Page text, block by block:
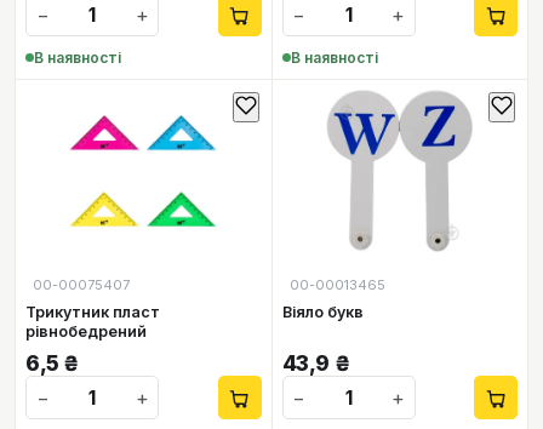
−
+
В наявності
−
+
В наявності
00-00075407
Трикутник пласт
рівнобедрений
6,5 ₴
−
+
00-00013465
Віяло букв
43,9 ₴
−
+